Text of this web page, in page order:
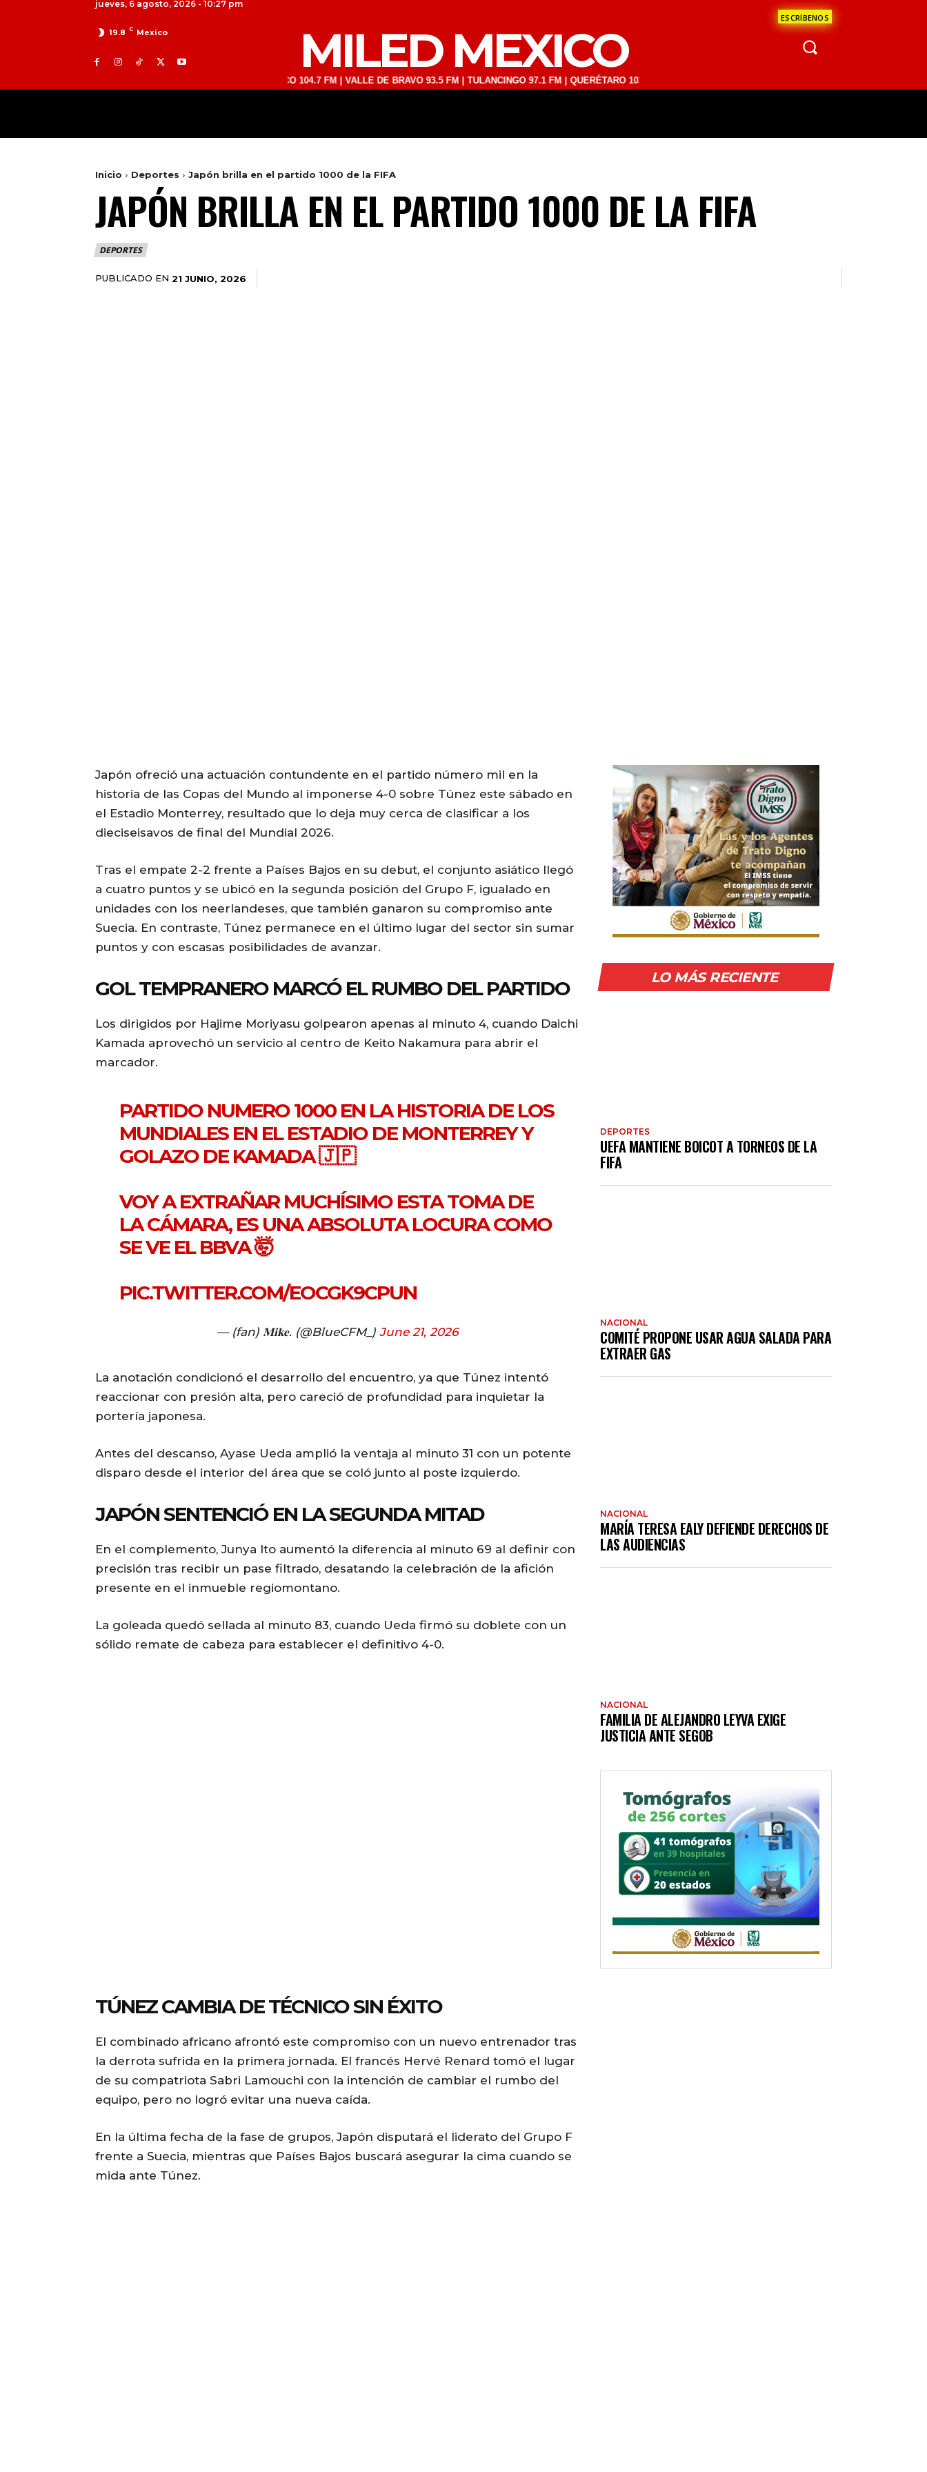
jueves, 6 agosto, 2026 - 10:27 pm
ESCRÍBENOS
19.8 C Mexico MILED MEXICO
TOLUCA 98.9 FM | ATLACOMULCO 104.7 FM | VALLE DE BRAVO 93.5 FM | TULANCINGO 97.1 FM | QUERÉTARO 103.1 FM | SAN JUAN DEL RÍO 93.1 FM | GUADALAJARA 1510 AM | LA PAZ
Inicio Deportes Japón brilla en el partido 1000 de la FIFA
JAPÓN BRILLA EN EL PARTIDO 1000 DE LA FIFA
DEPORTES
PUBLICADO EN 21 JUNIO, 2026
Japón ofreció una actuación contundente en el partido número mil en la
historia de las Copas del Mundo al imponerse 4-0 sobre Túnez este sábado en
el Estadio Monterrey, resultado que lo deja muy cerca de clasificar a los
dieciseisavos de final del Mundial 2026.
Tras el empate 2-2 frente a Países Bajos en su debut, el conjunto asiático llegó
a cuatro puntos y se ubicó en la segunda posición del Grupo F, igualado en
unidades con los neerlandeses, que también ganaron su compromiso ante
Suecia. En contraste, Túnez permanece en el último lugar del sector sin sumar
puntos y con escasas posibilidades de avanzar.
GOL TEMPRANERO MARCÓ EL RUMBO DEL PARTIDO
Los dirigidos por Hajime Moriyasu golpearon apenas al minuto 4, cuando Daichi
Kamada aprovechó un servicio al centro de Keito Nakamura para abrir el
marcador.
PARTIDO NUMERO 1000 EN LA HISTORIA DE LOS
MUNDIALES EN EL ESTADIO DE MONTERREY Y
GOLAZO DE KAMADA 🇯🇵
VOY A EXTRAÑAR MUCHÍSIMO ESTA TOMA DE
LA CÁMARA, ES UNA ABSOLUTA LOCURA COMO
SE VE EL BBVA 🤯
PIC.TWITTER.COM/EOCGK9CPUN
— (fan) 𝐌𝐢𝐤𝐞. (@BlueCFM_) June 21, 2026
La anotación condicionó el desarrollo del encuentro, ya que Túnez intentó
reaccionar con presión alta, pero careció de profundidad para inquietar la
portería japonesa.
Antes del descanso, Ayase Ueda amplió la ventaja al minuto 31 con un potente
disparo desde el interior del área que se coló junto al poste izquierdo.
JAPÓN SENTENCIÓ EN LA SEGUNDA MITAD
En el complemento, Junya Ito aumentó la diferencia al minuto 69 al definir con
precisión tras recibir un pase filtrado, desatando la celebración de la afición
presente en el inmueble regiomontano.
La goleada quedó sellada al minuto 83, cuando Ueda firmó su doblete con un
sólido remate de cabeza para establecer el definitivo 4-0.
TÚNEZ CAMBIA DE TÉCNICO SIN ÉXITO
El combinado africano afrontó este compromiso con un nuevo entrenador tras
la derrota sufrida en la primera jornada. El francés Hervé Renard tomó el lugar
de su compatriota Sabri Lamouchi con la intención de cambiar el rumbo del
equipo, pero no logró evitar una nueva caída.
En la última fecha de la fase de grupos, Japón disputará el liderato del Grupo F
frente a Suecia, mientras que Países Bajos buscará asegurar la cima cuando se
mida ante Túnez.
LO MÁS RECIENTE
DEPORTES
UEFA MANTIENE BOICOT A TORNEOS DE LA
FIFA
NACIONAL
COMITÉ PROPONE USAR AGUA SALADA PARA
EXTRAER GAS
NACIONAL
MARÍA TERESA EALY DEFIENDE DERECHOS DE
LAS AUDIENCIAS
NACIONAL
FAMILIA DE ALEJANDRO LEYVA EXIGE
JUSTICIA ANTE SEGOB